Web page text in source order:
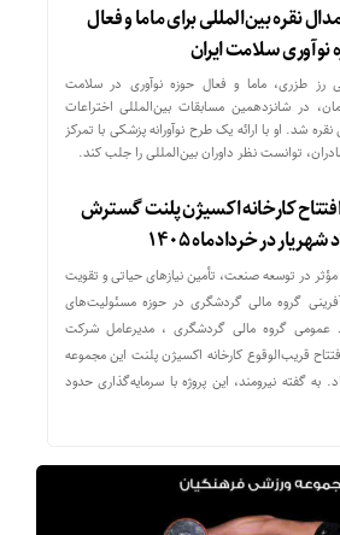
نقره بین‌المللی برای ماما و فعال
نوآوری سلامت ایران
رز طزری، ماما و فعال حوزه نوآوری در سلامت
در شانزدهمین مسابقات بین‌المللی اختراعات
شد. او با ارائه یک طرح نوآورانه پزشکی با تمرکز
توانست نظر داوران بین‌المللی را جلب کند.
کارخانه اکسیژن پلنت گسترش
شهریار در خردادماه ۱۴۰۵
در توسعه صنعت، تأمین نیازهای حیاتی و تقویت
گروه مالی گردشگری در حوزه مسئولیت‌های
عمومی گروه مالی گردشگری ، مدیرعامل شرکت
قریب‌الوقوع کارخانه اکسیژن پلنت این مجموعه
به گفته نیرومند، این پروژه با سرمایه‌گذاری حدود